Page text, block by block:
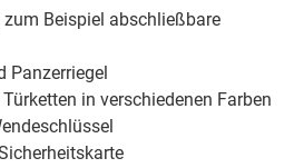
zum Beispiel abschließbare
Panzerriegel
in verschiedenen Farben